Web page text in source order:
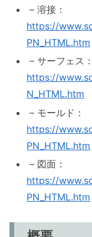
– 溶接：
https://
PN_HTML.htm
– サーフェス：
https://
N_HTML.htm
– モールド：
https://
PN_HTML.htm
– 図面：
https://
PN_HTML.htm